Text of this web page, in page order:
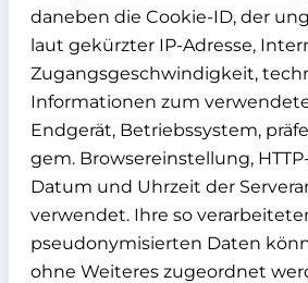
daneben die Cookie-ID, der
laut gekürzter IP-Adresse,
Zugangsgeschwindigkeit,
Informationen zum
Endgerät, Betriebssystem,
gem. Browsereinstellung,
Datum und Uhrzeit der
verwendet. Ihre so
pseudonymisierten Daten
ohne Weiteres zugeordnet